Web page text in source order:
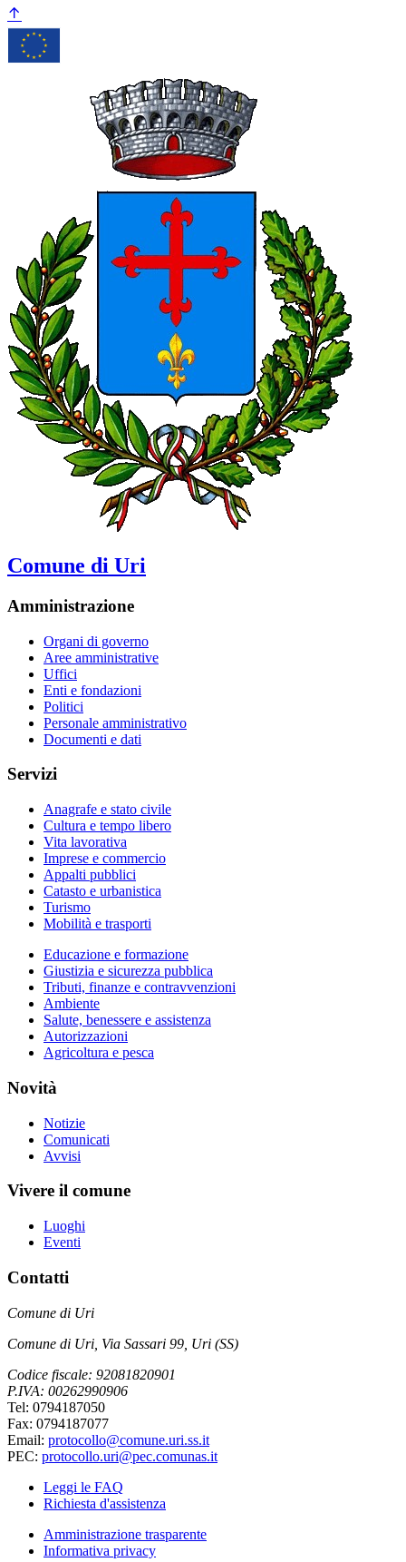
Comune di Uri
Amministrazione
Organi di governo
Aree amministrative
Uffici
Enti e fondazioni
Politici
Personale amministrativo
Documenti e dati
Servizi
Anagrafe e stato civile
Cultura e tempo libero
Vita lavorativa
Imprese e commercio
Appalti pubblici
Catasto e urbanistica
Turismo
Mobilità e trasporti
Educazione e formazione
Giustizia e sicurezza pubblica
Tributi, finanze e contravvenzioni
Ambiente
Salute, benessere e assistenza
Autorizzazioni
Agricoltura e pesca
Novità
Notizie
Comunicati
Avvisi
Vivere il comune
Luoghi
Eventi
Contatti
Comune di Uri
Comune di Uri, Via Sassari 99, Uri (SS)
Codice fiscale: 92081820901
P.IVA: 00262990906
Tel: 0794187050
Fax: 0794187077
Email: protocollo@comune.uri.ss.it
PEC: protocollo.uri@pec.comunas.it
Leggi le FAQ
Richiesta d'assistenza
Amministrazione trasparente
Informativa privacy